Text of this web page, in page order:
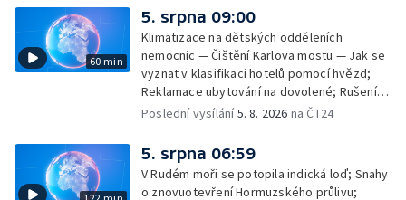
rakovinu prsu
60 min
5. srpna 09:00
Klimatizace na dětských odděleních
nemocnic — Čištění Karlova mostu — Jak se
vyznat v klasifikaci hotelů pomocí hvězd;
Reklamace ubytování na dovolené; Rušení
dovolené kvůli přírodním živlům; Práva
na dovolené v zahraničí; Platby a výběry na
dovolené v zahraničí — Těžba léčivé rašeliny
u Malé Morávky
Poslední vysílání5. 8. 2026 na ČT24
5. srpna 06:59
V Rudém moři se potopila indická loď; Snahy
o znovuotevření Hormuzského průlivu;